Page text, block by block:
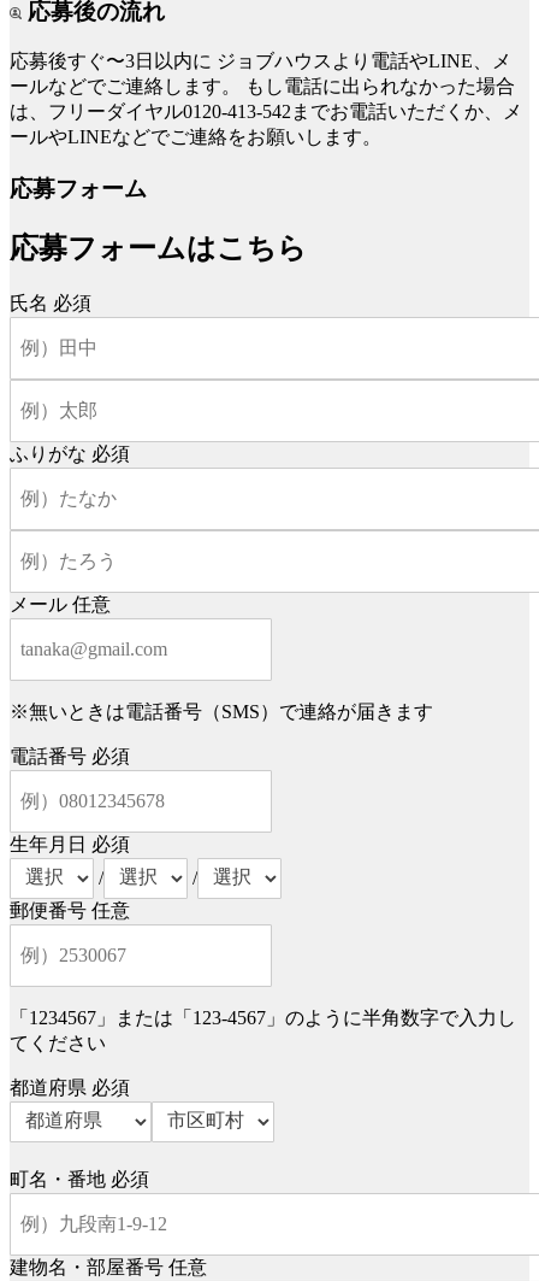
応募後の流れ
応募後すぐ〜3日以内に ジョブハウスより電話やLINE、メ
ールなどでご連絡します。
もし電話に出られなかった場合
は、フリーダイヤル0120-413-542までお電話いただくか、メ
ールやLINEなどでご連絡をお願いします。
応募フォーム
応募フォームはこちら
氏名 必須
ふりがな 必須
メール 任意
※無いときは電話番号（SMS）で連絡が届きます
電話番号 必須
生年月日 必須
/
/
郵便番号 任意
「1234567」または「123-4567」のように半角数字で入力し
てください
都道府県 必須
町名・番地 必須
建物名・部屋番号 任意